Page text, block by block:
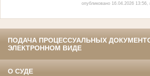
опубликовано 16.04.2026
ПОДАЧА ПРОЦЕССУАЛЬНЫХ
ЭЛЕКТРОННОМ ВИДЕ
О СУДЕ